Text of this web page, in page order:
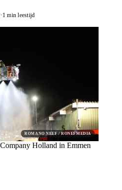
·1 min leestijd
ROMANO NEEF / RONEFMEDIA
Holland in Emmen